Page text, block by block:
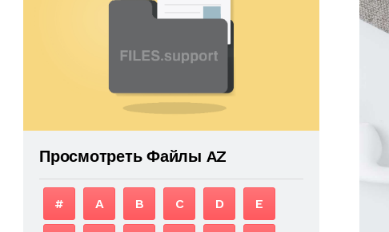
Просмотреть Файлы AZ
# A B C D E